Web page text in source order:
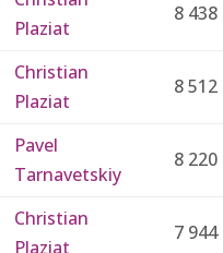
Plaziat
8 438
Christian
Plaziat
8 512
Pavel
Tarnavetskiy
8 220
Christian
Plaziat
7 944